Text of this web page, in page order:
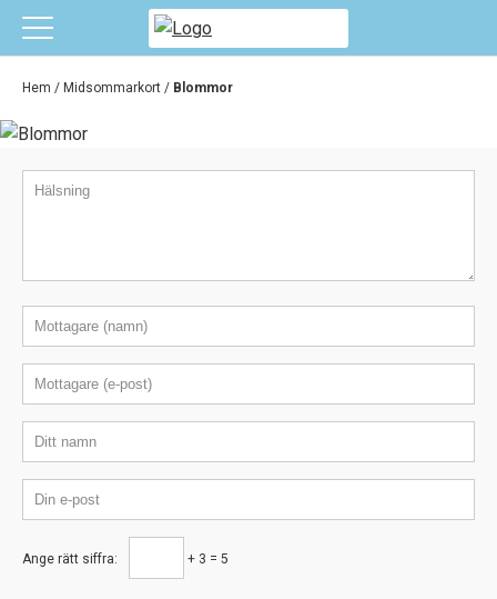
Hem / Midsommarkort / Blommor
Ange rätt siffra: + 3 = 5